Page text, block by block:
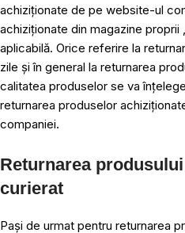
achiziționate de pe website-ul
achiziționate din magazine
aplicabilă. Orice referire la
zile și în general la returnarea
calitatea produselor se va
returnarea produselor
companiei.
Returnarea
curierat
Pași de urmat pentru returnarea